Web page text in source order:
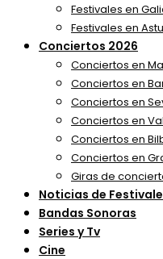
Festivales en
Festivales en
Conciertos 2026
Conciertos en
Conciertos en
Conciertos en
Conciertos en
Conciertos en
Conciertos en
Giras de
Noticias de
Bandas Sonoras
Series y Tv
Cine